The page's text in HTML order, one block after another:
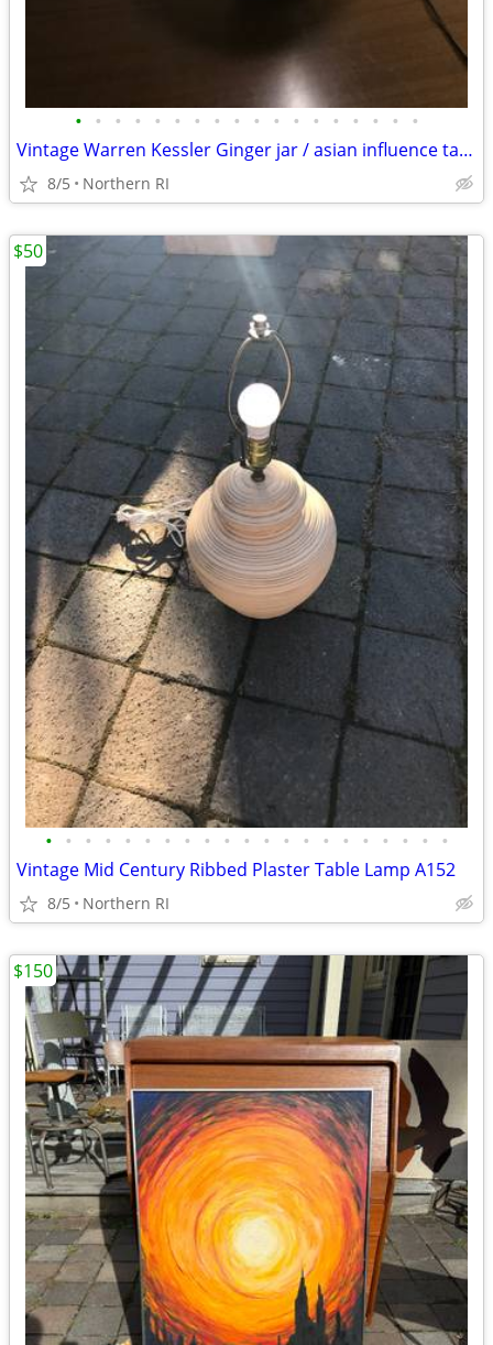
• • • • • • • • • • • • • • • • • •
Vintage Warren Kessler Ginger jar / asian influence table lamp A171
8/5 Northern RI
• • • • • • • • • • • • • • • • • • • • •
Vintage Mid Century Ribbed Plaster Table Lamp A152
8/5 Northern RI
$50
$150